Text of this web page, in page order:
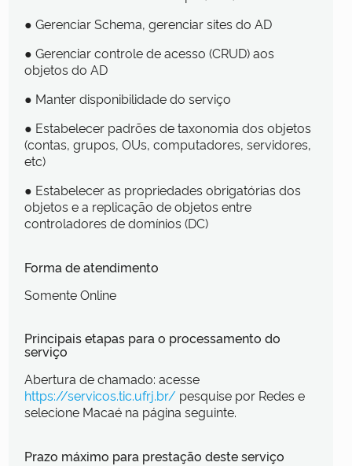
● Gerenciar Schema, gerenciar sites do AD
● Gerenciar controle de acesso (CRUD) aos
objetos do AD
● Manter disponibilidade do serviço
● Estabelecer padrões de taxonomia dos objetos
(contas, grupos, OUs, computadores, servidores,
etc)
● Estabelecer as propriedades obrigatórias dos
objetos e a replicação de objetos entre
controladores de domínios (DC)
Forma de atendimento
Somente Online
Principais etapas para o processamento do
serviço
Abertura de chamado: acesse
https://servicos.tic.ufrj.br/ pesquise por Redes e
selecione Macaé na página seguinte.
Prazo máximo para prestação deste serviço